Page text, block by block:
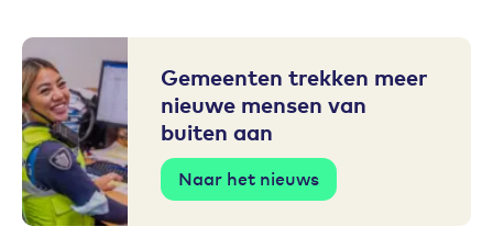
Gemeenten trekken meer
nieuwe mensen van
buiten aan
Naar het nieuws